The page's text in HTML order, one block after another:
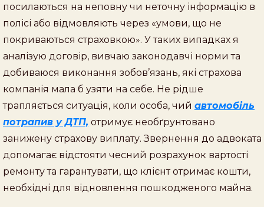
посилаються на неповну чи неточну інформацію в
полісі або відмовляють через «умови, що не
покриваються страховкою». У таких випадках я
аналізую договір, вивчаю законодавчі норми та
добиваюся виконання зобов’язань, які страхова
компанія мала б узяти на себе. Не рідше
трапляється ситуація, коли особа, чий автомобіль
потрапив у ДТП, отримує необґрунтовано
занижену страхову виплату. Звернення до адвоката
допомагає відстояти чесний розрахунок вартості
ремонту та гарантувати, що клієнт отримає кошти,
необхідні для відновлення пошкодженого майна.